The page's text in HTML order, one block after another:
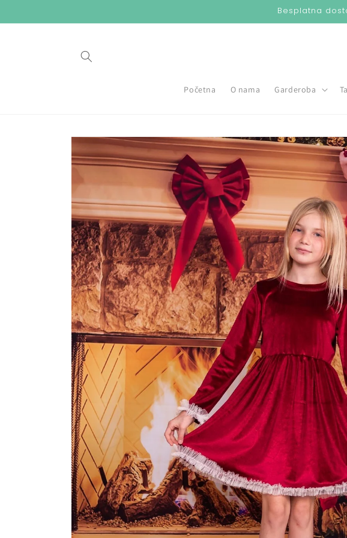
sadržaj
Besplatna
Početna O nama Garderoba
informacija
o
proizvodu